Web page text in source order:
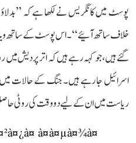
پوسٹ میں کانگریس نے لکھا ہے کہ
خلاف ساتھ آئیے‘‘۔ اس پوسٹ کے ساتھ
گئے ہیں، جو کہہ رہے ہیں کہ اتر پردیش
اسرائیل جا رہے ہیں۔ جنگ کے حالات میں
ریاست میں ان کے لیے دو وقت کی روٹی
à¤à¤µà¤¾à¤